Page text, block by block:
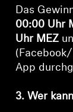
AMBEO
AMBEO
Entdecken
Das
00:00 Uhr
Uhr MEZ
App
3. Wer